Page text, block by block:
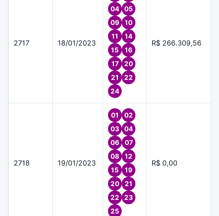
2717 18/01/2023
04
05
09
10
11
14
15
16
17
20
21
22
24
R$ 266.309,56
2718 19/01/2023
01
02
03
04
06
07
08
12
15
19
20
21
22
23
25
R$ 0,00